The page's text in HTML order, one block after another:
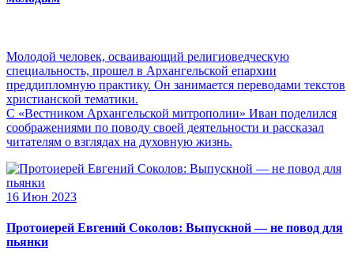
Молодой человек, осваивающий религиоведческую
специальность, прошел в Архангельской епархии
преддипломную практику. Он занимается переводами текстов
христианской тематики.
С «Вестником Архангельской митрополии» Иван поделился
соображениями по поводу своей деятельности и рассказал
читателям о взглядах на духовную жизнь.
16 Июн 2023
Протоиерей Евгений Соколов: Выпускной — не повод для
пьянки